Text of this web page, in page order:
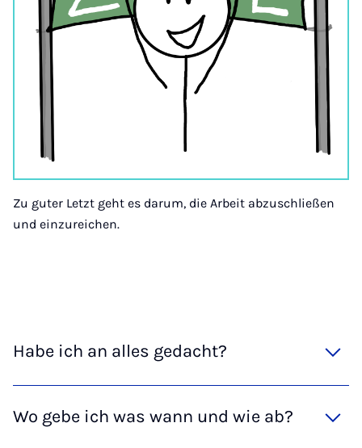
Zu guter Letzt geht es darum, die Arbeit abzuschließen
und einzureichen.
Habe ich an alles gedacht?
Wo gebe ich was wann und wie ab?